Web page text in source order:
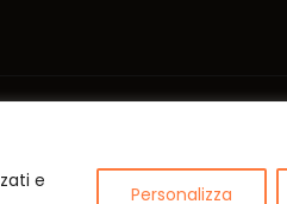
e
Personalizza